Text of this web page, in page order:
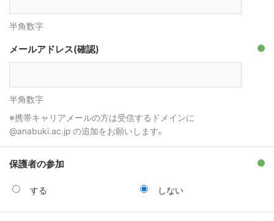
半角数字
メールアドレス(確認)
半角数字
※携帯キャリアメールの方は受信するドメインに
@anabuki.ac.jp の追加をお願いします。
保護者の参加
する しない